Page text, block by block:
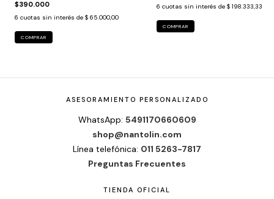
$390.000
6 cuotas sin interés de $ 65.000,00
COMPRAR
6 cuotas sin interés de $ 198.333,33
COMPRAR
ASESORAMIENTO PERSONALIZADO
WhatsApp: 5491170660609
shop@nantolin.com
Línea telefónica: 011 5263-7817
Preguntas Frecuentes
TIENDA OFICIAL